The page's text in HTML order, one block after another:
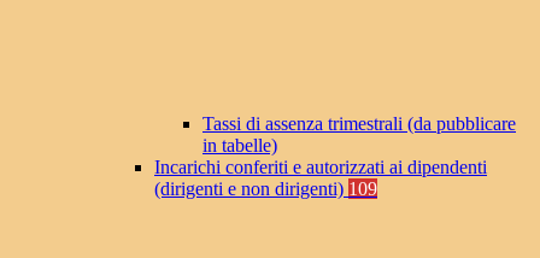
Tassi di assenza trimestrali (da pubblicare
in tabelle)
Incarichi conferiti e autorizzati ai dipendenti
(dirigenti e non dirigenti) 109